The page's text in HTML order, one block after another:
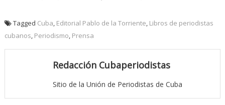
Tagged Cuba Editorial Pablo de la Torriente Libros de periodistas
cubanos Periodismo Prensa
Redacción Cubaperiodistas
Sitio de la Unión de Periodistas de Cuba